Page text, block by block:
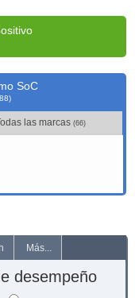
SoC
las marcas (66)
Más...
desempeño